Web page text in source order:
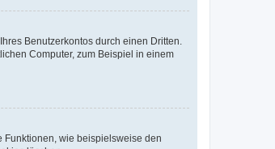
Benutzerkontos durch einen Dritten.
Computer, zum Beispiel in einem
Funktionen, wie beispielsweise den